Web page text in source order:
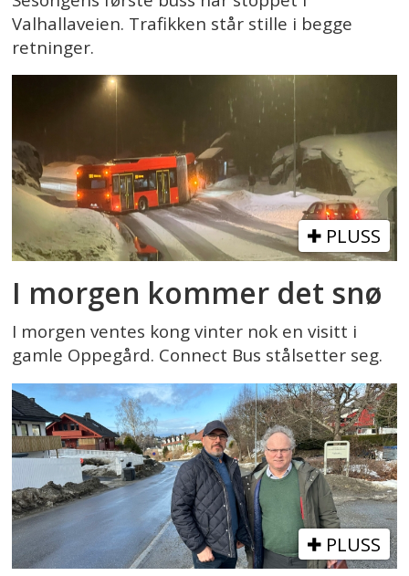
Valhallaveien. Trafikken står stille i begge
retninger.
PLUSS
I morgen kommer det snø
I morgen ventes kong vinter nok en visitt i
gamle Oppegård. Connect Bus stålsetter seg.
PLUSS